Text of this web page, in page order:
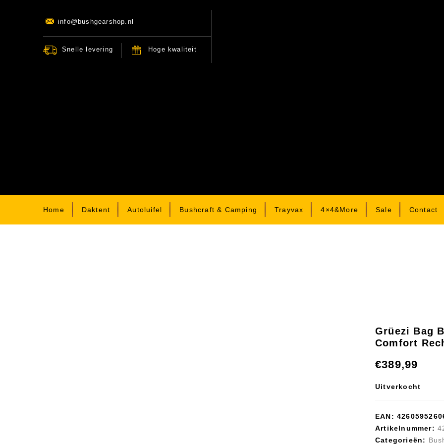
info@bushgearshop.nl
Snelle levering Hoge kwaliteit
Home Daktent Autoluifel Bushcraft & Camping Trayvax 4×4&More Sale Contact
Grüezi Bag
Comfort
€389,99
Uitverkocht
EAN:
Artikelnummer:
Categorieën: